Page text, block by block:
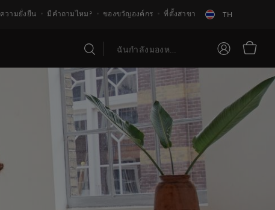
ความยั่งยืน มีคำถามไหม? ของขวัญองค์กร ที่ตั้งสาขา TH